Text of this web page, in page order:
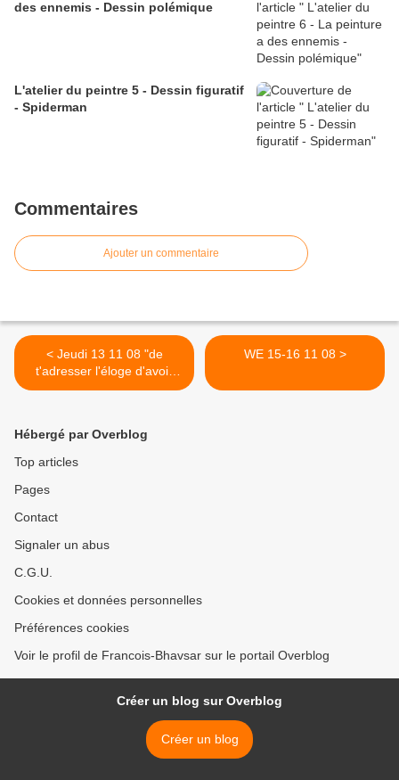
des ennemis - Dessin polémique
L'atelier du peintre 5 - Dessin figuratif
- Spiderman
Commentaires
Ajouter un commentaire
< Jeudi 13 11 08 "de
t'adresser l'éloge d'avoir
produit des oeuvres
WE 15-16 11 08 >
Hébergé par Overblog
Top articles
Pages
Contact
Signaler un abus
C.G.U.
Cookies et données personnelles
Préférences cookies
Voir le profil de Francois-Bhavsar sur le portail Overblog
Créer un blog sur Overblog
Créer un blog